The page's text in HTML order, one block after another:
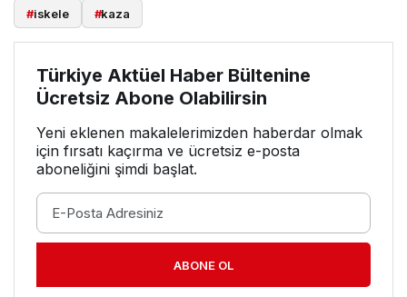
#iskele #kaza
Türkiye Aktüel Haber Bültenine
Ücretsiz Abone Olabilirsin
Yeni eklenen makalelerimizden haberdar olmak
için fırsatı kaçırma ve ücretsiz e-posta
aboneliğini şimdi başlat.
ABONE OL